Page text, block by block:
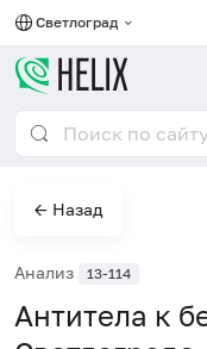
Светлоград
← Назад
Анализ 13-114
Антитела к